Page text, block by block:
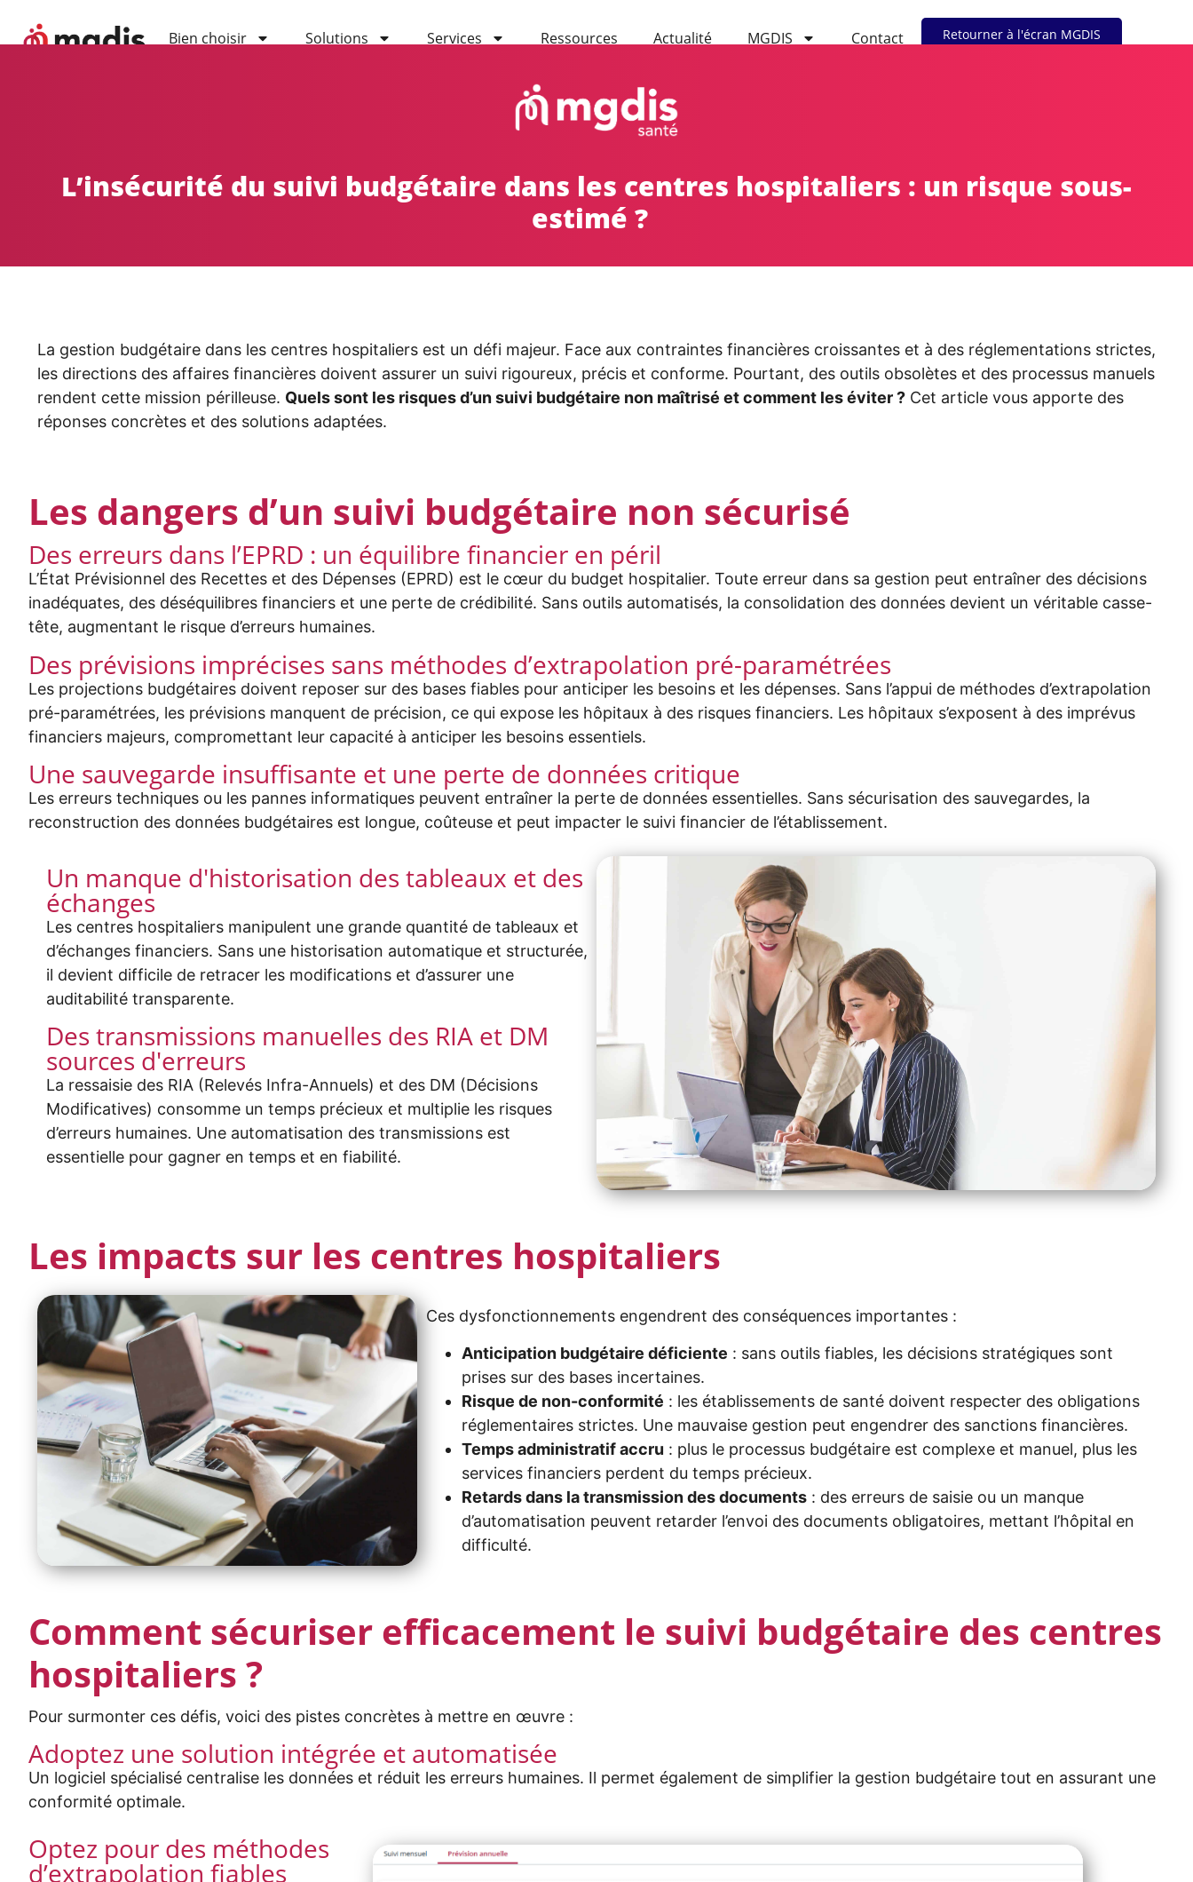
Bien choisir Solutions Services Ressources Actualité MGDIS Contact Retourner à l'écran MGDIS
L’insécurité du suivi budgétaire dans les centres hospitaliers : un risque sous-
estimé ?
La gestion budgétaire dans les centres hospitaliers est un défi majeur. Face aux contraintes financières croissantes et à des réglementations strictes,
les directions des affaires financières doivent assurer un suivi rigoureux, précis et conforme. Pourtant, des outils obsolètes et des processus manuels
rendent cette mission périlleuse. Quels sont les risques d’un suivi budgétaire non maîtrisé et comment les éviter ? Cet article vous apporte des
réponses concrètes et des solutions adaptées.
Les dangers d’un suivi budgétaire non sécurisé
Des erreurs dans l’EPRD : un équilibre financier en péril
L’État Prévisionnel des Recettes et des Dépenses (EPRD) est le cœur du budget hospitalier. Toute erreur dans sa gestion peut entraîner des décisions
inadéquates, des déséquilibres financiers et une perte de crédibilité. Sans outils automatisés, la consolidation des données devient un véritable casse-
tête, augmentant le risque d’erreurs humaines.
Des prévisions imprécises sans méthodes d’extrapolation pré-paramétrées
Les projections budgétaires doivent reposer sur des bases fiables pour anticiper les besoins et les dépenses. Sans l’appui de méthodes d’extrapolation
pré-paramétrées, les prévisions manquent de précision, ce qui expose les hôpitaux à des risques financiers. Les hôpitaux s’exposent à des imprévus
financiers majeurs, compromettant leur capacité à anticiper les besoins essentiels.
Une sauvegarde insuffisante et une perte de données critique
Les erreurs techniques ou les pannes informatiques peuvent entraîner la perte de données essentielles. Sans sécurisation des sauvegardes, la
reconstruction des données budgétaires est longue, coûteuse et peut impacter le suivi financier de l’établissement.
Un manque d'historisation des tableaux et des
échanges
Les centres hospitaliers manipulent une grande quantité de tableaux et
d’échanges financiers. Sans une historisation automatique et structurée,
il devient difficile de retracer les modifications et d’assurer une
auditabilité transparente.
Des transmissions manuelles des RIA et DM
sources d'erreurs
La ressaisie des RIA (Relevés Infra-Annuels) et des DM (Décisions
Modificatives) consomme un temps précieux et multiplie les risques
d’erreurs humaines. Une automatisation des transmissions est
essentielle pour gagner en temps et en fiabilité.
Les impacts sur les centres hospitaliers
Ces dysfonctionnements engendrent des conséquences importantes :
Anticipation budgétaire déficiente : sans outils fiables, les décisions stratégiques sont
prises sur des bases incertaines.
Risque de non-conformité : les établissements de santé doivent respecter des obligations
réglementaires strictes. Une mauvaise gestion peut engendrer des sanctions financières.
Temps administratif accru : plus le processus budgétaire est complexe et manuel, plus les
services financiers perdent du temps précieux.
Retards dans la transmission des documents : des erreurs de saisie ou un manque
d’automatisation peuvent retarder l’envoi des documents obligatoires, mettant l’hôpital en
difficulté.
Comment sécuriser efficacement le suivi budgétaire des centres
hospitaliers ?
Pour surmonter ces défis, voici des pistes concrètes à mettre en œuvre :
Adoptez une solution intégrée et automatisée
Un logiciel spécialisé centralise les données et réduit les erreurs humaines. Il permet également de simplifier la gestion budgétaire tout en assurant une
conformité optimale.
Optez pour des méthodes
d’extrapolation fiables